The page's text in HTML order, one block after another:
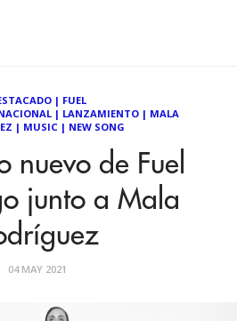
| FUEL
| LANZAMIENTO| MALA
| MUSIC| NEW SONG
nuevo de Fuel
junto a Mala
04 MAY 2021